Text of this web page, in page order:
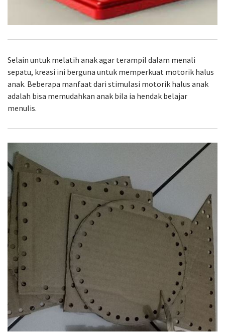
Selain untuk melatih anak agar terampil dalam menali
sepatu, kreasi ini berguna untuk memperkuat motorik halus
anak. Beberapa manfaat dari stimulasi motorik halus anak
adalah bisa memudahkan anak bila ia hendak belajar
menulis.